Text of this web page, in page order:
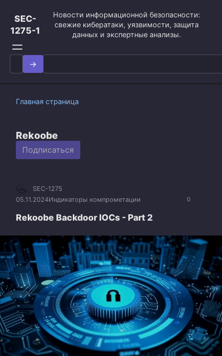
контенту
SEC-
1275-1
Новости информационной безопасности:
свежие кибератаки, уязвимости, защита
данных и экспертные анализы.
Search
for:
Главная страница
Rekoobe
Подписаться
0
SEC-1275
05.11.2024Индикаторы компрометации
Rekoobe Backdoor IOCs - Part 2